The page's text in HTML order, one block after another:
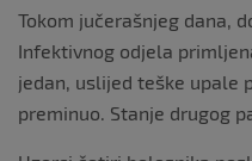
Tokom jučerašnjeg dana,
Infektivnog odjela
jedan, uslijed teške upale
preminuo. Stanje drugog